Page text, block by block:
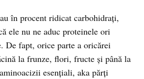
în procent ridicat carbohidrați,
ele nu ne aduc proteinele ori
De fapt, orice parte a oricărei
la frunze, flori, fructe și până la
esențiali, aka părți